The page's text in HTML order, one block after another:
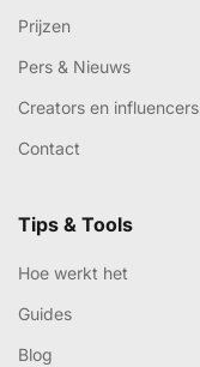
Prijzen
Pers & Nieuws
Creators en influencers
Contact
Tips & Tools
Hoe werkt het
Guides
Blog